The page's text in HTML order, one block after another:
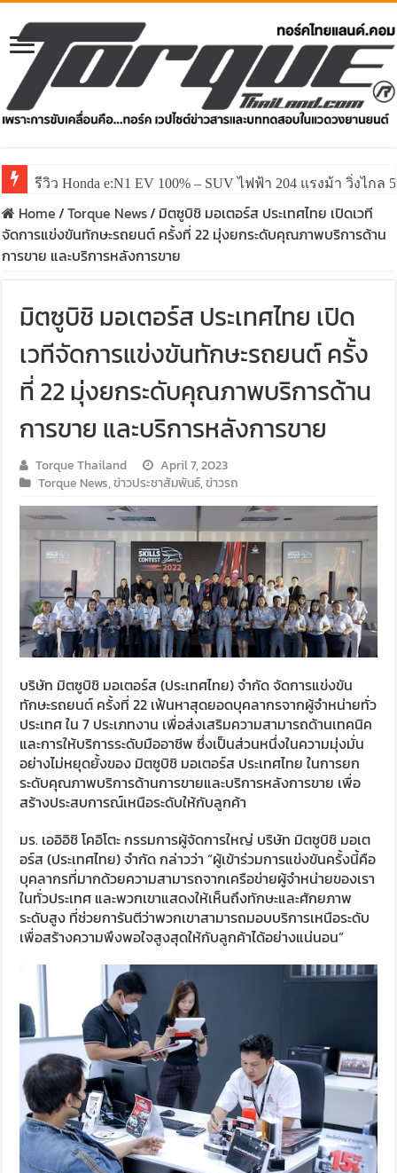
รีวิว Honda e:N1 EV 100% – SUV ไฟฟ้า 204 แรงม้า วิ่งไกล
Home/Torque News/ มิตซูบิชิ มอเตอร์ส ประเทศไทย เปิดเวที
จัดการแข่งขันทักษะรถยนต์ ครั้งที่ 22 มุ่งยกระดับคุณภาพบริการด้าน
การขาย และบริการหลังการขาย
มิตซูบิชิ มอเตอร์ส ประเทศไทย เปิด
เวทีจัดการแข่งขันทักษะรถยนต์ ครั้ง
ที่ 22 มุ่งยกระดับคุณภาพบริการด้าน
การขาย และบริการหลังการขาย
Torque Thailand
April 7, 2023
Torque News,ข่าวประชาสัมพันธ์,ข่าวรถ
บริษัท มิตซูบิชิ มอเตอร์ส (ประเทศไทย) จำกัด จัดการแข่งขัน
ทักษะรถยนต์ ครั้งที่ 22 เฟ้นหาสุดยอดบุคลากรจากผู้จำหน่ายทั่ว
ประเทศ ใน 7 ประเภทงาน เพื่อส่งเสริมความสามารถด้านเทคนิค
และการให้บริการระดับมืออาชีพ ซึ่งเป็นส่วนหนึ่งในความมุ่งมั่น
อย่างไม่หยุดยั้งของ มิตซูบิชิ มอเตอร์ส ประเทศไทย ในการยก
ระดับคุณภาพบริการด้านการขายและบริการหลังการขาย เพื่อ
สร้างประสบการณ์เหนือระดับให้กับลูกค้า
มร. เออิอิชิ โคอิโตะ กรรมการผู้จัดการใหญ่ บริษัท มิตซูบิชิ มอเต
อร์ส (ประเทศไทย) จำกัด กล่าวว่า “ผู้เข้าร่วมการแข่งขันครั้งนี้คือ
บุคลากรที่มากด้วยความสามารถจากเครือข่ายผู้จำหน่ายของเรา
ในทั่วประเทศ และพวกเขาแสดงให้เห็นถึงทักษะและศักยภาพ
ระดับสูง ที่ช่วยการันตีว่าพวกเขาสามารถมอบบริการเหนือระดับ
เพื่อสร้างความพึงพอใจสูงสุดให้กับลูกค้าได้อย่างแน่นอน”